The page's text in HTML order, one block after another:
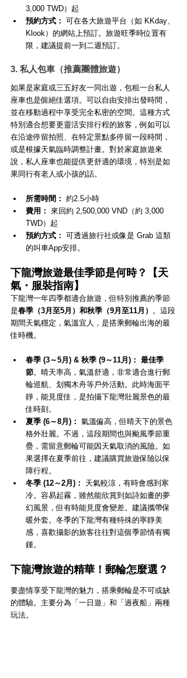
3,000 TWD）起
預約方式： 可在各大旅遊平台（如 KKday、
Klook）的網站上預訂。旅遊旺季時位置有
限，建議提前一到二週預訂。
3. 私人包車（推薦團體旅遊）
如果是家庭或三五好友一同出遊，包租一台私人
座車也是個絕佳選項。可以自由安排出發時間，
並在移動過程中享受完全私密的空間。這種方式
特別適合想要更靈活安排行程的旅客，例如可以
在沿途停留拍照、在特定景點多停留一段時間，
或是根據天氣臨時調整計畫。對於家庭旅遊來
說，私人座車也能提供更舒適的環境，特別是如
果同行有老人或小孩的話。
所需時間： 約2.5小時
費用：
來回約 2,500,000 VND（約 3,000
TWD）起
預約方式： 可透過旅行社或像是 Grab 這類
的叫車App安排。
下龍灣旅遊最佳季節是何時？【天
氣・服裝指南】
下龍灣一年四季都適合旅遊，但特別推薦的季節
是春季（3月至5月）和秋季（9月至11月）
。這段
期間天氣穩定，氣溫宜人，是搭乘郵輪出海的最
佳時機。
春季 (3～5月) & 秋季 (9～11月)： 最佳季
節。晴天率高，氣溫舒適，非常適合進行郵
輪巡航、划獨木舟等戶外活動。此時海面平
靜，能見度佳，是拍攝下龍灣壯麗景色的最
佳時刻。
夏季 (6～8月)： 氣溫偏高，但晴天下的景色
格外壯麗。不過，這段期間也與颱風季節重
疊，需留意郵輪可能因天氣取消的風險。如
果選擇在夏季前往，建議購買旅遊保險以保
障行程。
冬季 (12～2月)：
天氣較涼，有時會感到寒
冷。容易起霧，雖然能欣賞到如詩如畫的夢
幻風景，但有時能見度會變差。建議攜帶保
暖外套。冬季的下龍灣有種特殊的寧靜美
感，喜歡攝影的旅客往往對這個季節情有獨
鍾。
下龍灣旅遊的精華！郵輪怎麼選？
要盡情享受下龍灣的魅力，搭乘郵輪是不可或缺
的體驗。主要分為「一日遊」和「過夜船」兩種
玩法。